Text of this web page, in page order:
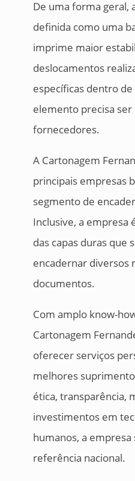
De uma forma geral,
definida como uma
imprime maior
deslocamentos
específicas dentro
elemento precisa
fornecedores.
A Cartonagem
principais empresas
segmento de
Inclusive, a empresa
das capas duras que
encadernar diversos
documentos.
Com amplo know-
Cartonagem
oferecer serviços
melhores
ética, transparência,
investimentos em
humanos, a
referência nacional.